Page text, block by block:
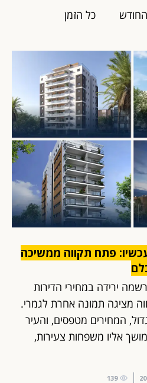
החודש כל הזמן
פתח תקווה ממשיכה
ירידה במחירי הדירות
מציגה תמונה אחרת לגמרי.
המחירים מטפסים, והעיר
אליו משפחות צעירות,
139